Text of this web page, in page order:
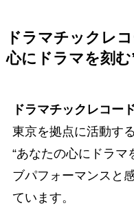
ドラマチックレ
心にドラマを刻
ドラマチックレコー
東京を拠点に活動する
“あなたの心にドラマ
ブパフォーマンスと
ています。